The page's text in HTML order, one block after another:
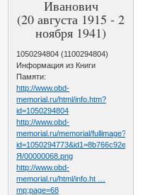
Иванович
(20 августа 1915 - 2
ноября 1941)
1050294804 (1100294804)
Информация из Книги
Памяти:
http://www.obd-
memorial.ru/html/info.htm?
id=1050294804
http://www.obd-
memorial.ru/memorial/fullimage?
Я/00000068.png
http://www.obd-
memorial.ru/html/info.ht …
mp;page=68